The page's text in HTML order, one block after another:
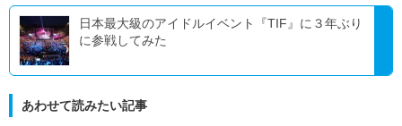
日本最大級のアイドルイベント『TIF』に３年ぶり
に参戦してみた
あわせて読みたい記事